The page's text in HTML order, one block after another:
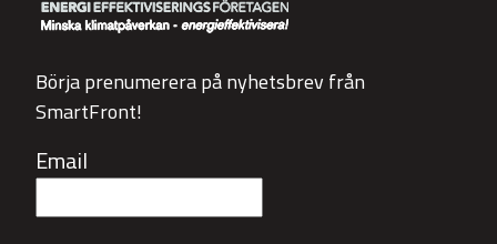
Börja prenumerera på nyhetsbrev från
SmartFront!
Email